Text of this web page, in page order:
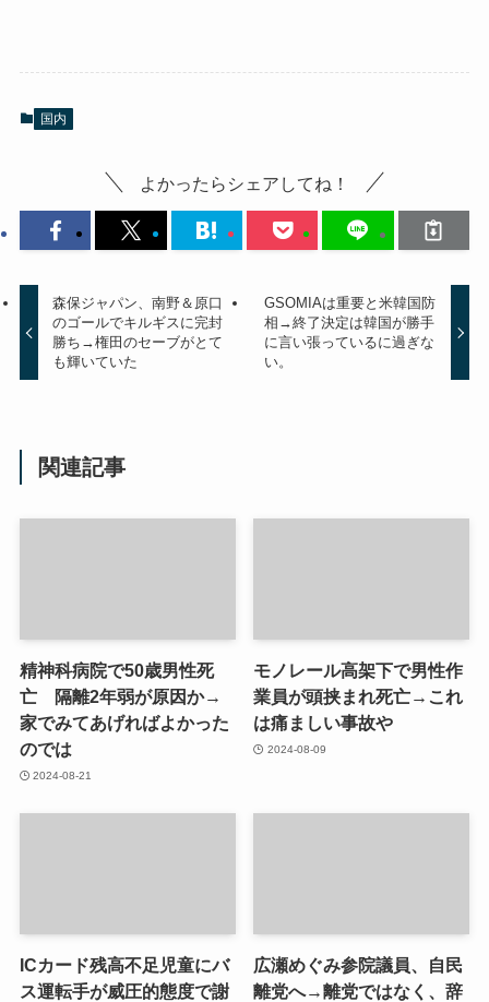
国内
よかったらシェアしてね！
森保ジャパン、南野＆原口
のゴールでキルギスに完封
勝ち→権田のセーブがとて
も輝いていた
GSOMIAは重要と米韓国防
相→終了決定は韓国が勝手
に言い張っているに過ぎな
い。
関連記事
精神科病院で50歳男性死
亡 隔離2年弱が原因か→
家でみてあげればよかった
のでは
2024-08-21
モノレール高架下で男性作
業員が頭挟まれ死亡→これ
は痛ましい事故や
2024-08-09
ICカード残高不足児童にバ
ス運転手が威圧的態度で謝
広瀬めぐみ参院議員、自民
離党へ→離党ではなく、辞